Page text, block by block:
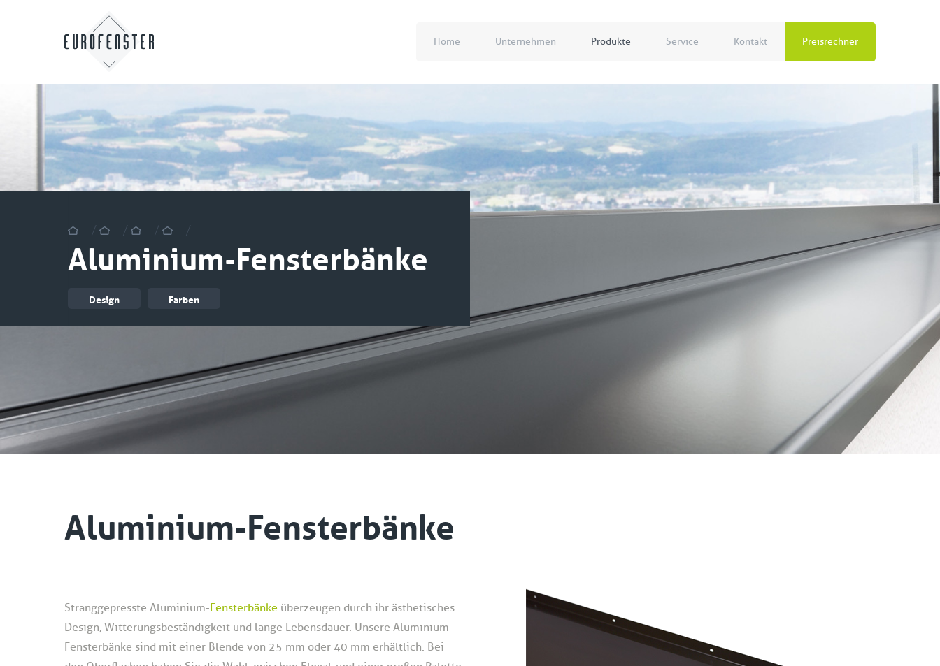
Home Unternehmen Produkte Service Kontakt Preisrechner
/ / / /
Aluminium-Fensterbänke
Design Farben
Aluminium-Fensterbänke
Stranggepresste Aluminium-Fensterbänke überzeugen durch ihr ästhetisches
Design, Witterungsbeständigkeit und lange Lebensdauer. Unsere Aluminium-
Fensterbänke sind mit einer Blende von 25 mm oder 40 mm erhältlich. Bei